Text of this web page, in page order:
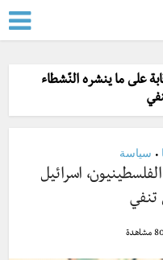
على ما ينشره النّشطاء
• سياسة
اسرائيل
تنفي
80 مشاهدة